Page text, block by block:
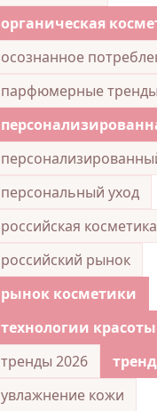
органическая
осознанное
парфюмерные тренды
персональный уход
российская косметика
российский рынок
рынок косметики
технологии красоты
тренды 2026
увлажнение кожи